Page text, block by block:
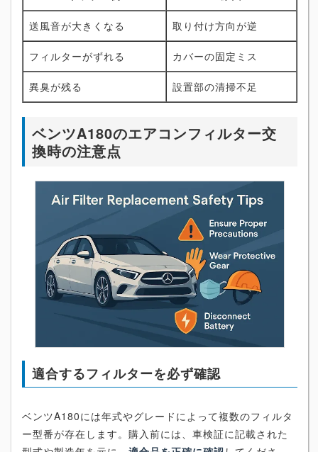
送風音が大きくなる 取り付け方向が逆
フィルターがずれる カバーの固定ミス
異臭が残る 設置部の清掃不足
ベンツA180のエアコンフィルター交
換時の注意点
適合するフィルターを必ず確認
ベンツA180には年式やグレードによって複数のフィルタ
ー型番が存在します。購入前には、車検証に記載された